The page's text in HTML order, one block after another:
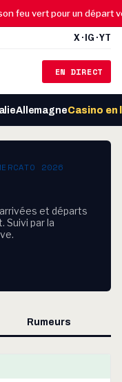
feu vert pour un départ
X · IG · YT
EN DIRECT
AllemagneCasino en
2026
et départs
Suivi par la
Rumeurs